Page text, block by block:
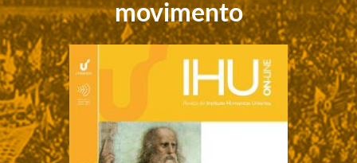
movimento